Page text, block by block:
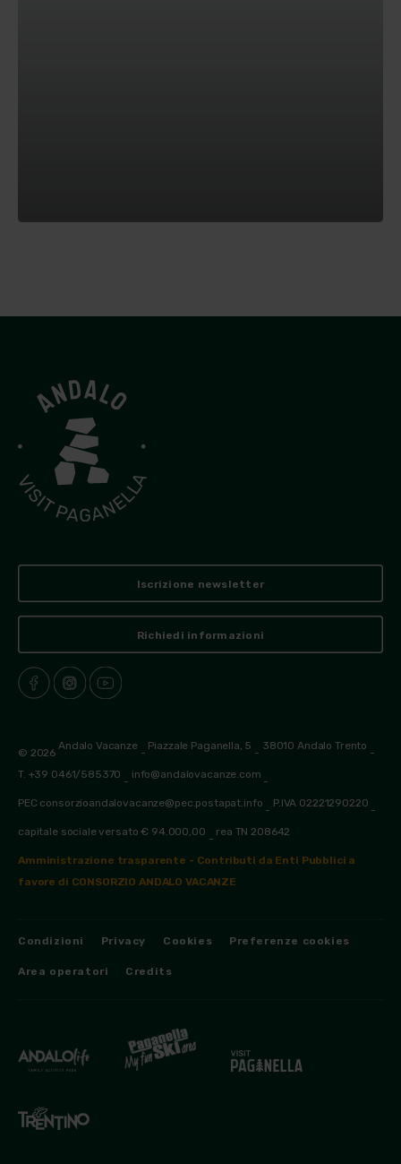
Iscrizione newsletter
Richiedi informazioni
© 2026
Andalo Vacanze
-
Piazzale Paganella, 5
-
38010 Andalo Trento
-
T. +39 0461/585370
-
info@andalovacanze.com
-
PEC consorzioandalovacanze@pec.postapat.info
-
P.IVA 02221290220
-
capitale sociale versato € 94.000,00
-
rea TN 208642
Amministrazione trasparente - Contributi da Enti Pubblici a
favore di CONSORZIO ANDALO VACANZE
Condizioni Privacy Cookies Preferenze cookies
Area operatori Credits